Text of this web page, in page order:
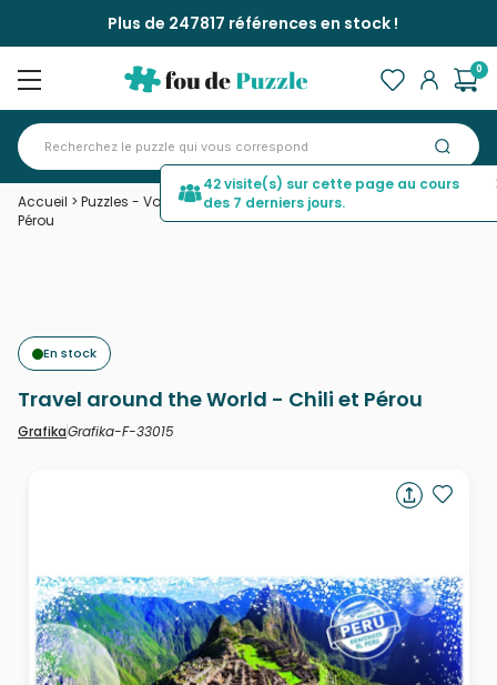
Plus de 247817 références en stock !
0
Accueil > Puzzles - Voyages >Travel around the World - Chili et
Pérou
En stock
Travel around the World - Chili et Pérou
GrafikaGrafika-F-33015
42 visite(s) sur cette page au cours
des 7 derniers jours.